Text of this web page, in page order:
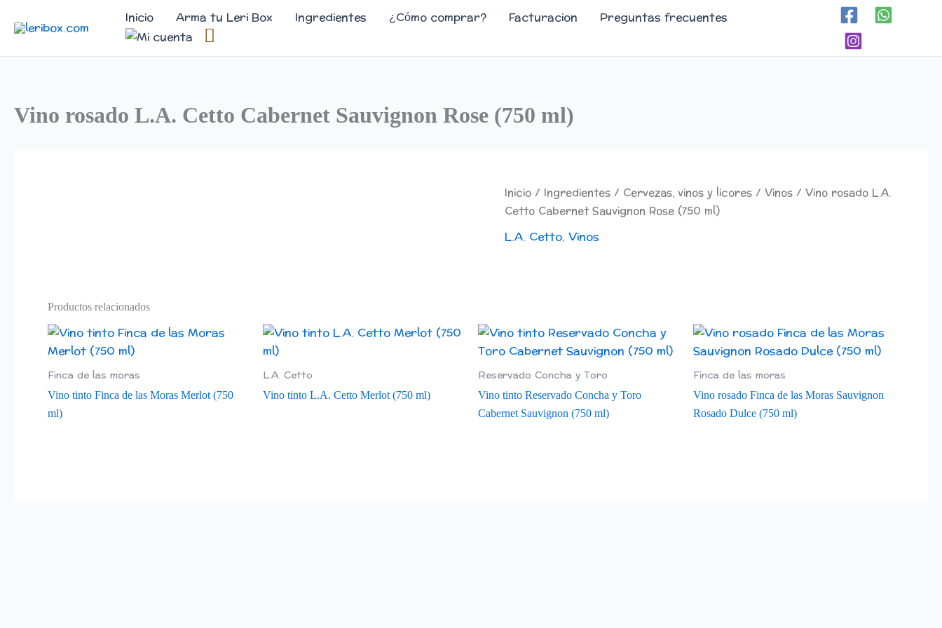
Inicio Arma tu Leri Box Ingredientes ¿Cómo comprar? Facturacion Preguntas frecuentes
Vino rosado L.A. Cetto Cabernet Sauvignon Rose (750 ml)
Inicio/ Ingredientes/ Cervezas, vinos y licores/Vinos/ Vino rosado L.A.
Cetto Cabernet Sauvignon Rose (750 ml)
L.A. Cetto,Vinos
Productos relacionados
Finca de las moras
Vino tinto Finca de las Moras Merlot (750
ml)
L.A. Cetto
Vino tinto L.A. Cetto Merlot (750 ml)
Reservado Concha y Toro
Vino tinto Reservado Concha y Toro
Cabernet Sauvignon (750 ml)
Finca de las moras
Vino rosado Finca de las Moras Sauvignon
Rosado Dulce (750 ml)